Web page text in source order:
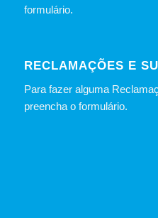
formulário.
RECLAMAÇÕES E
Para fazer alguma
preencha o formulário.